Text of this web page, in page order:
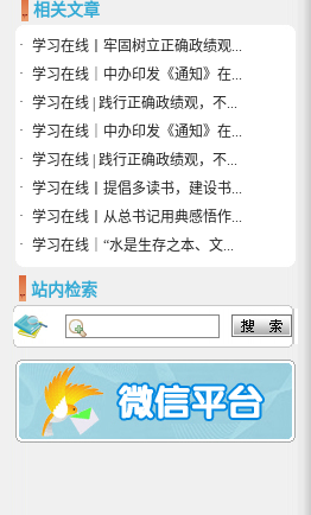
相关文章
· 学习在线丨牢固树立正确政绩观...
· 学习在线｜中办印发《通知》在...
· 学习在线 | 践行正确政绩观，不...
· 学习在线｜中办印发《通知》在...
· 学习在线 | 践行正确政绩观，不...
· 学习在线丨提倡多读书，建设书...
· 学习在线丨从总书记用典感悟作...
· 学习在线｜“水是生存之本、文...
站内检索